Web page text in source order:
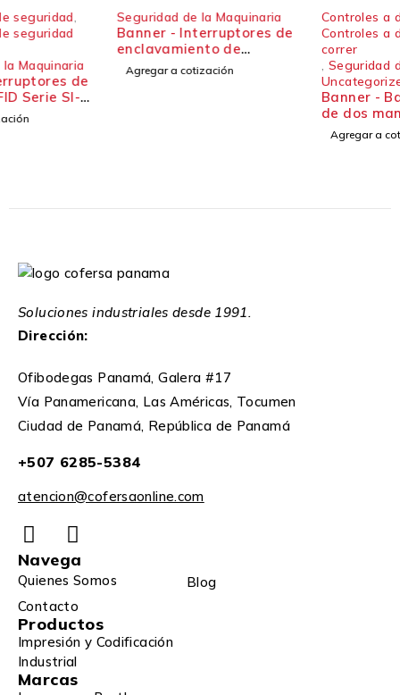
Seguridad de la Maquinaria
Banner - Interruptores de
enclavamiento de
seguridad Interruptores
de seguridad para
bisagras
Agregar a cotización
Controles a dos manos,
Controles a dos manos barra
correr
,
Seguridad de la Maquinaria ,
Banner - Barra de control
Agregar a cotización
Soluciones industriales desde 1991.
Dirección:
Ofibodegas Panamá, Galera #17
Vía Panamericana, Las Américas, Tocumen
Ciudad de Panamá, República de Panamá
+507 6285-5384
atencion@cofersaonline.com
Navega
Quienes Somos
Blog
Contacto
Productos
Impresión y Codificación
Industrial
Marcas